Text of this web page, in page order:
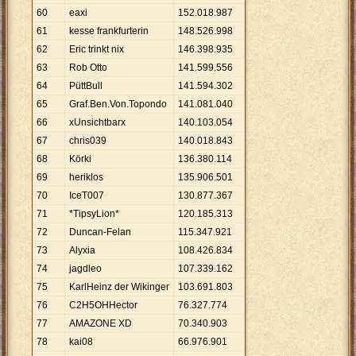
60
eaxi 152.018.987
61
kesse frankfurterin 148.526.998
62
Eric trinkt nix 146.398.935
63
Rob Otto 141.599.556
64
PüttBull 141.594.302
65
Graf.Ben.Von.Topondo 141.081.040
66
xUnsichtbarx 140.103.054
67
chris039 140.018.843
68
Körki 136.380.114
69
heriklos 135.906.501
70
IceT007 130.877.367
71
*TipsyLion* 120.185.313
72
Duncan-Felan 115.347.921
73
Alyxia 108.426.834
74
jagdleo 107.339.162
75
KarlHeinz der Wikinger 103.691.803
76
C2H5OHHector 76.327.774
77
AMAZONE XD 70.340.903
78
kai08 66.976.901